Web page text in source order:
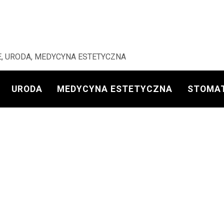
URODA, MEDYCYNA ESTETYCZNA
URODA MEDYCYNA ESTETYCZNA